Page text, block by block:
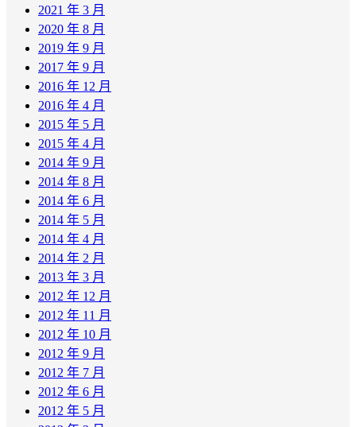
2021 年 3 月
2020 年 8 月
2019 年 9 月
2017 年 9 月
2016 年 12 月
2016 年 4 月
2015 年 5 月
2015 年 4 月
2014 年 9 月
2014 年 8 月
2014 年 6 月
2014 年 5 月
2014 年 4 月
2014 年 2 月
2013 年 3 月
2012 年 12 月
2012 年 11 月
2012 年 10 月
2012 年 9 月
2012 年 7 月
2012 年 6 月
2012 年 5 月